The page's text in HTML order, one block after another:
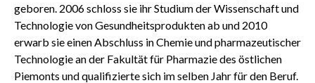
geboren. 2006 schloss sie ihr Studium der Wissenschaft und
Technologie von Gesundheitsprodukten ab und 2010
erwarb sie einen Abschluss in Chemie und pharmazeutischer
Technologie an der Fakultät für Pharmazie des östlichen
Piemonts und qualifizierte sich im selben Jahr für den Beruf.